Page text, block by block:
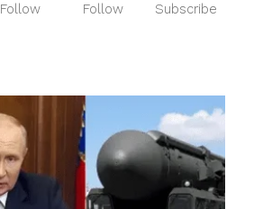
Follow Follow Subscribe